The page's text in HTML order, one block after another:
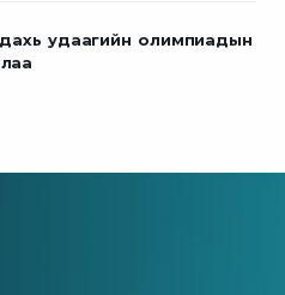
удаагийн олимпиадын